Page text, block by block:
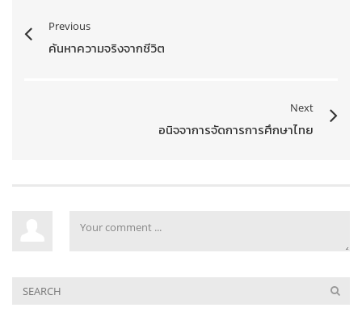
Previous
ค้นหาความจริงจากชีวิต
Next
อนิจจาการจัดการการศึกษาไทย